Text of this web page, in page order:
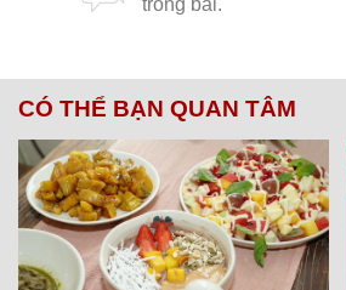
CÓ THỂ BẠN QUAN TÂM